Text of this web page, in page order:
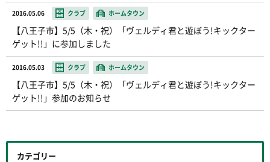
2016.05.06 クラブ ホームタウン
【八王子市】5/5（木・祝）「ヴェルディ君と遊ぼう!キックター
ゲット!!」に参加しました
2016.05.03 クラブ ホームタウン
【八王子市】5/5（木・祝）「ヴェルディ君と遊ぼう!キックター
ゲット!!」参加のお知らせ
カテゴリー